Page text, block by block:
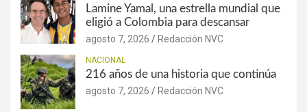
Lamine Yamal, una estrella mundial que
eligió a Colombia para descansar
agosto 7, 2026 Redacción NVC
NACIONAL
216 años de una historia que continúa
agosto 7, 2026 Redacción NVC